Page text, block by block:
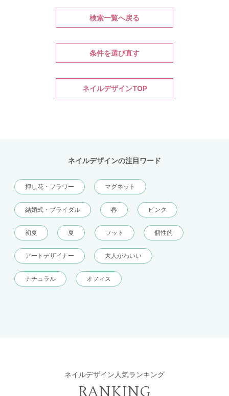
検索一覧へ戻る
条件を選び直す
ネイルデザインTOP
ネイルデザインの注目ワード
押し花・フラワー マグネット
結婚式・ブライダル 春 ピンク
初夏 夏 フット 個性的
アートデザイナー 大人かわいい
ナチュラル オフィス
ネイルデザイン人気ランキング